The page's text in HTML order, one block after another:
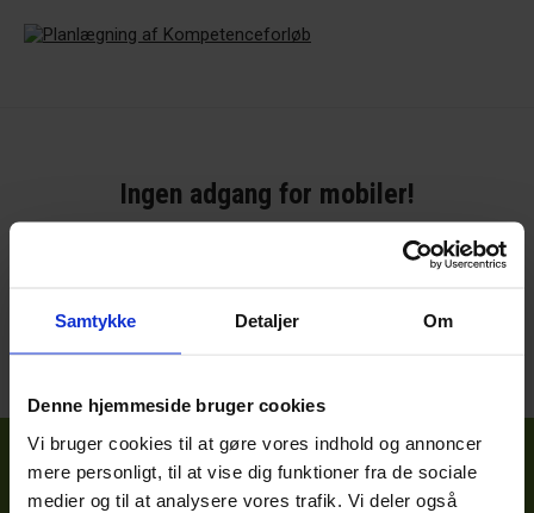
Samtykke Detaljer Om
Denne hjemmeside bruger cookies
Vi bruger cookies til at gøre vores indhold og annoncer
mere personligt, til at vise dig funktioner fra de sociale
medier og til at analysere vores trafik. Vi deler også
Ingen adgang for mobiler!
Dette værktøj er optimeret til desktops og ikke mobile